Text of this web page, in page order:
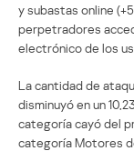
y subastas online
perpetradores
electrónico de los
La cantidad de
disminuyó en un
categoría cayó del
categoría Motores